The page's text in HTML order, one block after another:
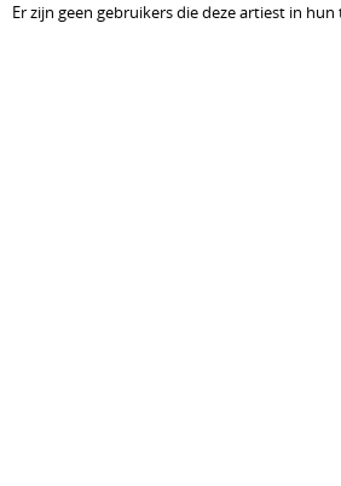
Er zijn geen gebruikers die deze artiest in